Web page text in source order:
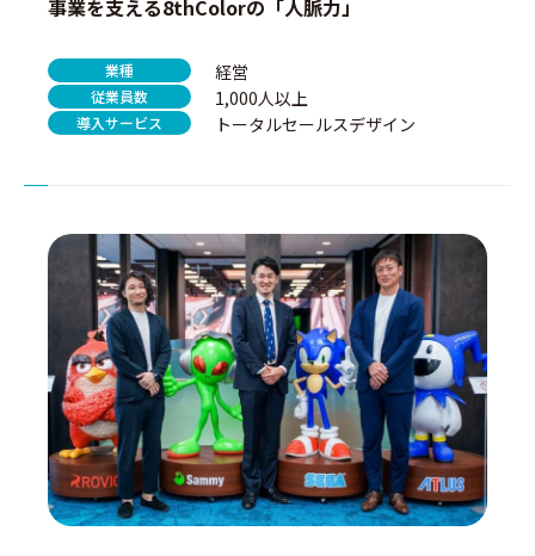
事業を支える8thColorの「人脈力」
業種 経営
従業員数 1,000人以上
導入サービス トータルセールスデザイン